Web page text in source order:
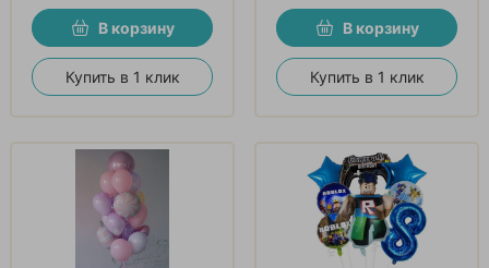
В корзину
Купить в 1 клик
В корзину
Купить в 1 клик